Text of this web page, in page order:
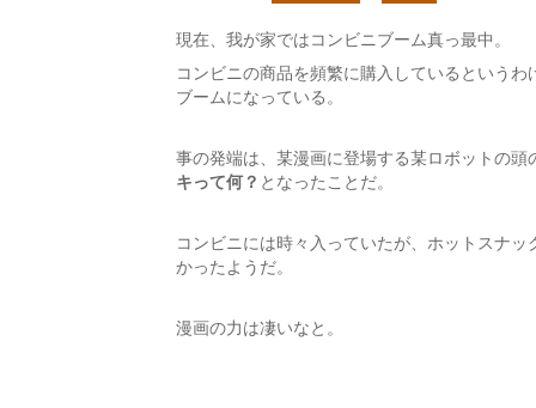
現在、我が家ではコンビニブーム真っ最中。
コンビニの商品を頻繁に購入しているという
ブームになっている。
事の発端は、某漫画に登場する某ロボットの
キって何？ となったことだ。
コンビニには時々入っていたが、ホットスナ
かったようだ。
漫画の力は凄いなと。